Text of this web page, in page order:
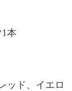
本
ッド、イエロ